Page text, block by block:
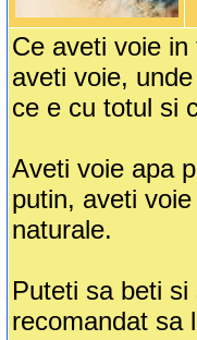
Ce aveti voie
aveti voie,
ce e cu totul si
Aveti voie apa
putin, aveti
naturale.
Puteti sa beti
recomandat sa